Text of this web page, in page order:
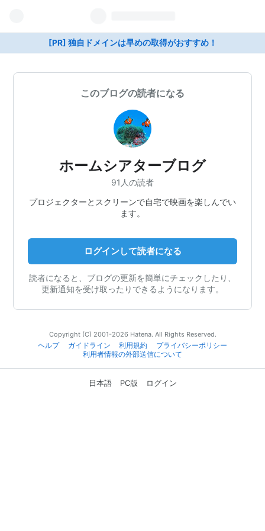
[PR] 独自ドメインは早めの取得がおすすめ！
このブログの読者になる
ホームシアターブログ
91人の読者
プロジェクターとスクリーンで自宅で映画を楽しんでい
ます。
ログインして読者になる
読者になると、ブログの更新を簡単にチェックしたり、
更新通知を受け取ったりできるようになります。
Copyright (C) 2001-2026 Hatena. All Rights Reserved.
ヘルプ
ガイドライン 利用規約
プライバシーポリシー
利用者情報の外部送信について
日本語 PC版 ログイン